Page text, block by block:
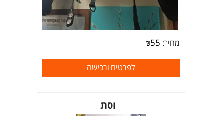
מחיר: ₪55
לפרטים ורכישה
וסת